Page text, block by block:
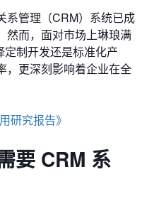
系管理（CRM）系统已成
然而，面对市场上琳琅满
制开发还是标准化产
，更深刻影响着企业在全
研究报告》
要 CRM 系